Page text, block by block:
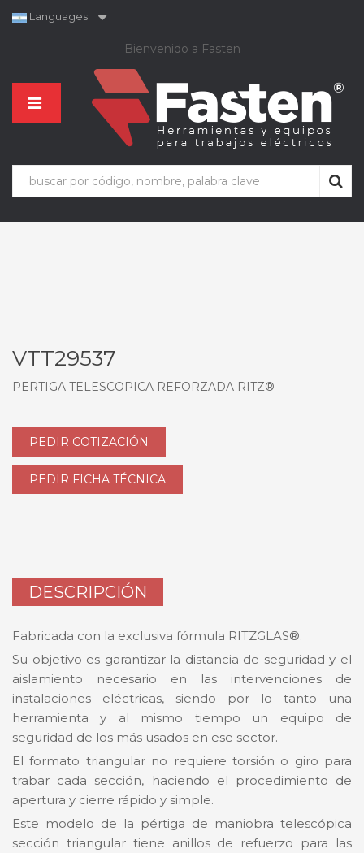
Languages
Bienvenido a Fasten
VTT29537
PERTIGA TELESCOPICA REFORZADA RITZ®
PEDIR COTIZACIÓN
PEDIR FICHA TÉCNICA
DESCRIPCIÓN
Fabricada con la exclusiva fórmula RITZGLAS®.
Su objetivo es garantizar la distancia de seguridad y el
aislamiento necesario en las intervenciones de
instalaciones eléctricas, siendo por lo tanto una
herramienta y al mismo tiempo un equipo de
seguridad de los más usados en ese sector.
El formato triangular no requiere torsión o giro para
trabar cada sección, haciendo el procedimiento de
apertura y cierre rápido y simple.
Este modelo de la pértiga de maniobra telescópica
sección triangular tiene anillos de refuerzo para las